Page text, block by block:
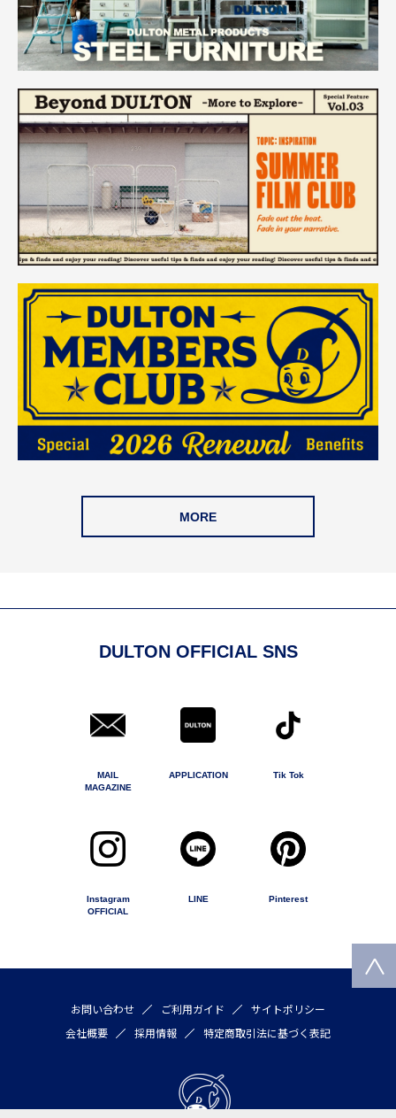
MORE
DULTON OFFICIAL SNS
MAIL
MAGAZINE
APPLICATION Tik Tok
Instagram
OFFICIAL
LINE Pinterest
お問い合わせ ご利用ガイド
サイトポリシー
会社概要
採用情報 特定商取引法に基づく表記